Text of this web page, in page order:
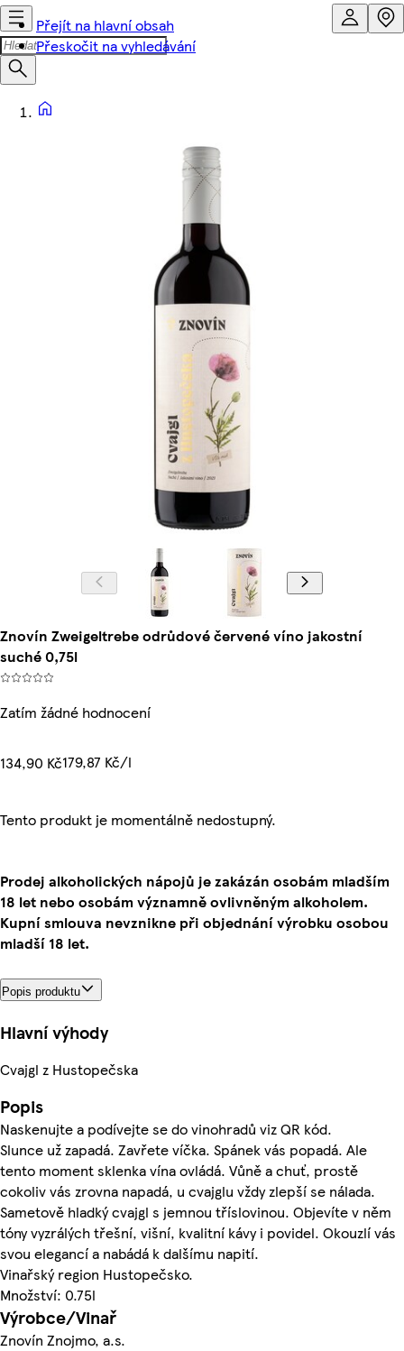
Přejít na hlavní obsah
Přeskočit na vyhledávání
Znovín Zweigeltrebe odrůdové červené víno jakostní
suché 0,75l
Zatím žádné hodnocení
134,90 Kč179,87 Kč/l
Tento produkt je momentálně nedostupný.
Prodej alkoholických nápojů je zakázán osobám mladším
18 let nebo osobám významně ovlivněným alkoholem.
Kupní smlouva nevznikne při objednání výrobku osobou
mladší 18 let.
Popis produktu
Hlavní výhody
Cvajgl z Hustopečska
Popis
Naskenujte a podívejte se do vinohradů viz QR kód.
Slunce už zapadá. Zavřete víčka. Spánek vás popadá. Ale
tento moment sklenka vína ovládá. Vůně a chuť, prostě
cokoliv vás zrovna napadá, u cvajglu vždy zlepší se nálada.
Sametově hladký cvajgl s jemnou tříslovinou. Objevíte v něm
tóny vyzrálých třešní, višní, kvalitní kávy i povidel. Okouzlí vás
svou elegancí a nabádá k dalšímu napití.
Vinařský region Hustopečsko.
Množství: 0.75l
Výrobce/Vinař
Znovín Znojmo, a.s.